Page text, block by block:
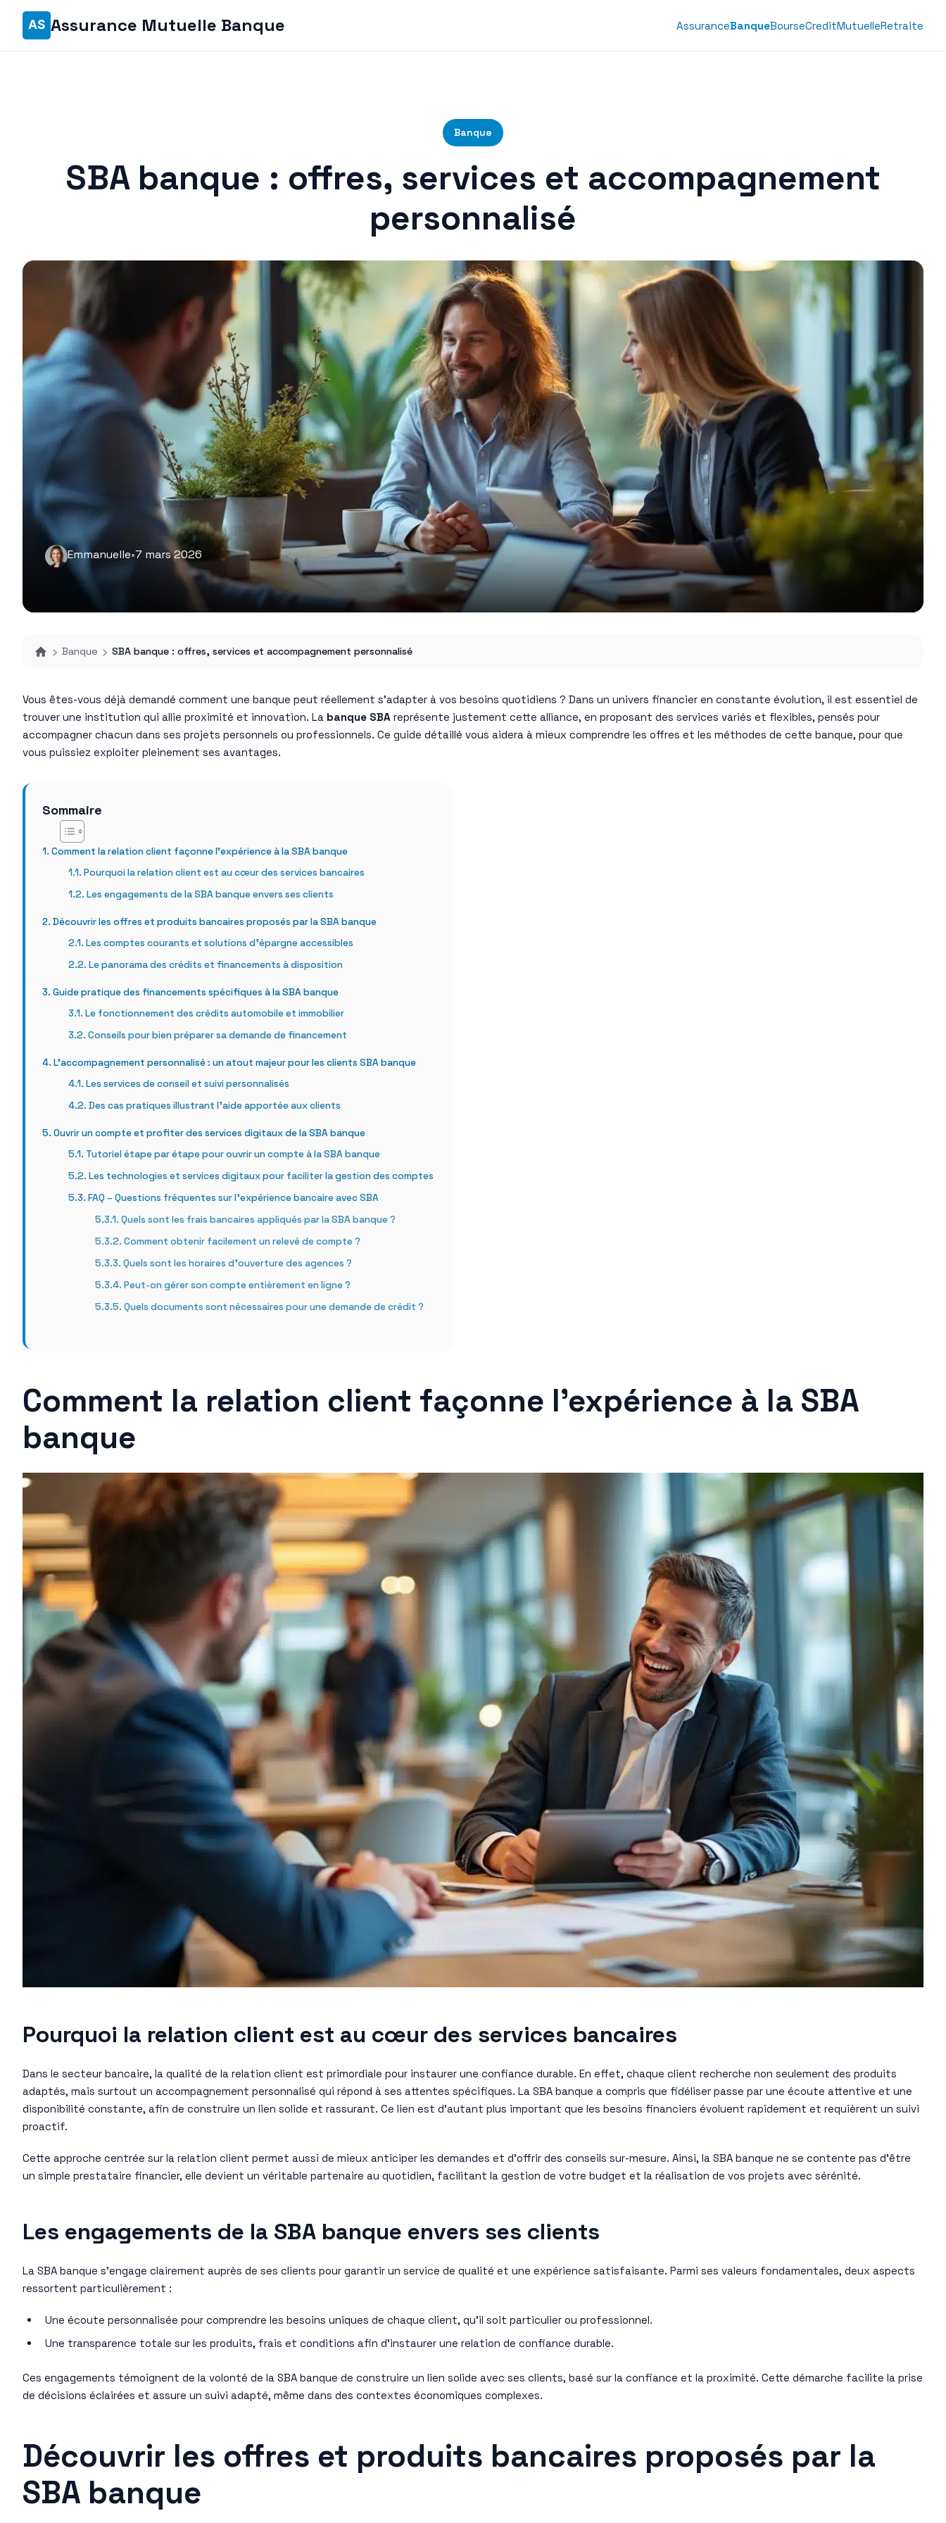
Assurance Mutuelle Banque AssuranceBanqueBourseCreditMutuelleRetraite
Banque
SBA banque : offres, services et accompagnement
personnalisé
Emmanuelle•7 mars 2026
Banque SBA banque : offres, services et accompagnement personnalisé
Vous êtes-vous déjà demandé comment une banque peut réellement s’adapter à vos besoins quotidiens ? Dans un univers financier en constante évolution, il est essentiel de
trouver une institution qui allie proximité et innovation. La banque SBA représente justement cette alliance, en proposant des services variés et flexibles, pensés pour
accompagner chacun dans ses projets personnels ou professionnels. Ce guide détaillé vous aidera à mieux comprendre les offres et les méthodes de cette banque, pour que
vous puissiez exploiter pleinement ses avantages.
Sommaire
Comment la relation client façonne l’expérience à la SBA banque
Pourquoi la relation client est au cœur des services bancaires
Les engagements de la SBA banque envers ses clients
Découvrir les offres et produits bancaires proposés par la SBA banque
Les comptes courants et solutions d’épargne accessibles
Le panorama des crédits et financements à disposition
Guide pratique des financements spécifiques à la SBA banque
Le fonctionnement des crédits automobile et immobilier
Conseils pour bien préparer sa demande de financement
L’accompagnement personnalisé : un atout majeur pour les clients SBA banque
Les services de conseil et suivi personnalisés
Des cas pratiques illustrant l’aide apportée aux clients
Ouvrir un compte et profiter des services digitaux de la SBA banque
Tutoriel étape par étape pour ouvrir un compte à la SBA banque
Les technologies et services digitaux pour faciliter la gestion des comptes
FAQ – Questions fréquentes sur l’expérience bancaire avec SBA
Quels sont les frais bancaires appliqués par la SBA banque ?
Comment obtenir facilement un relevé de compte ?
Quels sont les horaires d’ouverture des agences ?
Peut-on gérer son compte entièrement en ligne ?
Quels documents sont nécessaires pour une demande de crédit ?
Comment la relation client façonne l’expérience à la SBA
banque
Pourquoi la relation client est au cœur des services bancaires
Dans le secteur bancaire, la qualité de la relation client est primordiale pour instaurer une confiance durable. En effet, chaque client recherche non seulement des produits
adaptés, mais surtout un accompagnement personnalisé qui répond à ses attentes spécifiques. La SBA banque a compris que fidéliser passe par une écoute attentive et une
disponibilité constante, afin de construire un lien solide et rassurant. Ce lien est d’autant plus important que les besoins financiers évoluent rapidement et requièrent un suivi
proactif.
Cette approche centrée sur la relation client permet aussi de mieux anticiper les demandes et d’offrir des conseils sur-mesure. Ainsi, la SBA banque ne se contente pas d’être
un simple prestataire financier, elle devient un véritable partenaire au quotidien, facilitant la gestion de votre budget et la réalisation de vos projets avec sérénité.
Les engagements de la SBA banque envers ses clients
La SBA banque s’engage clairement auprès de ses clients pour garantir un service de qualité et une expérience satisfaisante. Parmi ses valeurs fondamentales, deux aspects
ressortent particulièrement :
Une écoute personnalisée pour comprendre les besoins uniques de chaque client, qu’il soit particulier ou professionnel.
Une transparence totale sur les produits, frais et conditions afin d’instaurer une relation de confiance durable.
Ces engagements témoignent de la volonté de la SBA banque de construire un lien solide avec ses clients, basé sur la confiance et la proximité. Cette démarche facilite la prise
de décisions éclairées et assure un suivi adapté, même dans des contextes économiques complexes.
Découvrir les offres et produits bancaires proposés par la
SBA banque